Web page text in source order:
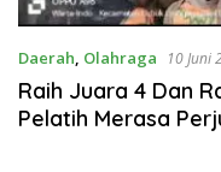
Daerah Olahraga 10 Juni
Raih Juara 4 Dan
Pelatih Merasa